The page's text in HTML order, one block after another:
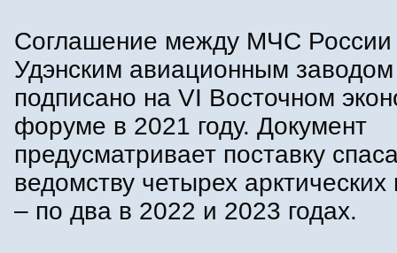
Соглашение между МЧС России
Удэнским авиационным
подписано на VI Восточном
форуме в 2021 году. Документ
предусматривает поставку
ведомству четырех арктических
– по два в 2022 и 2023 годах.